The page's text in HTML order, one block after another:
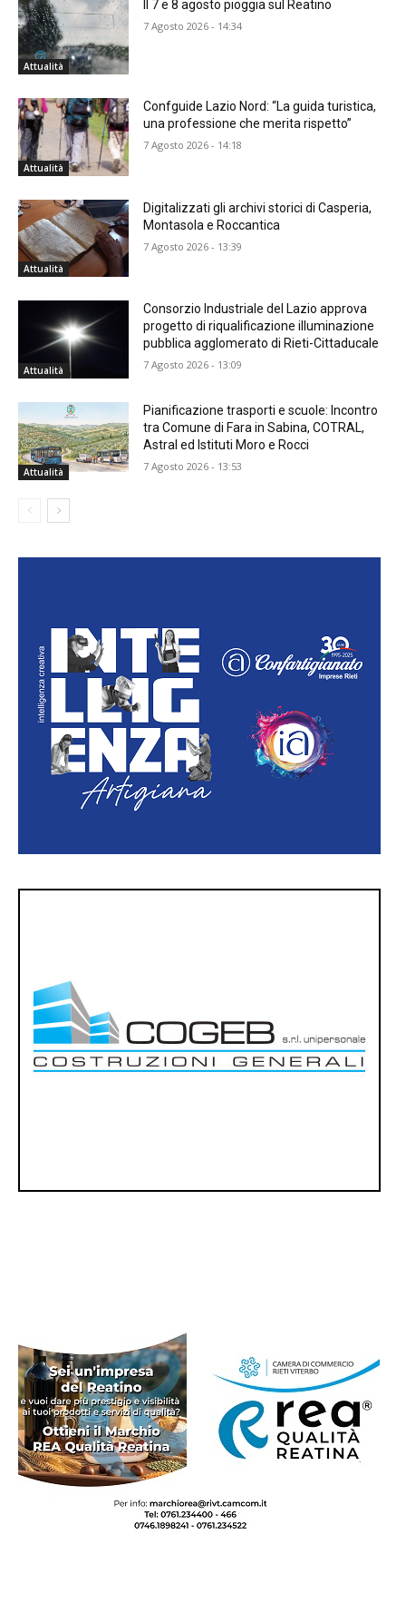
Attualità
Il 7 e 8 agosto pioggia sul Reatino
7 Agosto 2026 - 14:34
Attualità
Confguide Lazio Nord: “La guida turistica,
una professione che merita rispetto”
7 Agosto 2026 - 14:18
Attualità
Digitalizzati gli archivi storici di Casperia,
Montasola e Roccantica
7 Agosto 2026 - 13:39
Attualità
Consorzio Industriale del Lazio approva
progetto di riqualificazione illuminazione
pubblica agglomerato di Rieti-Cittaducale
7 Agosto 2026 - 13:09
Attualità
Pianificazione trasporti e scuole: Incontro
tra Comune di Fara in Sabina, COTRAL,
Astral ed Istituti Moro e Rocci
7 Agosto 2026 - 13:53